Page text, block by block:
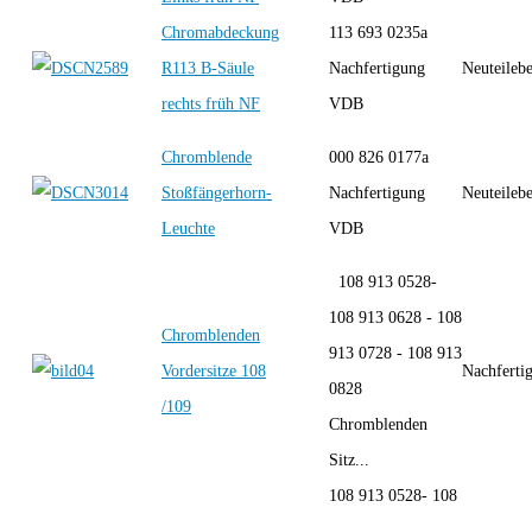
Chromabdeckung
R113 B-Säule
rechts früh NF
113 693 0235a
Nachfertigung
VDB
Chromblende
Stoßfängerhorn-
Leuchte
000 826 0177a
Nachfertigung
VDB
Chromblenden
Vordersitze 108
/109
108 913 0528-
108 913 0628 - 108
913 0728 - 108 913
0828
Chromblenden
Sitz...
108 913 0528- 108